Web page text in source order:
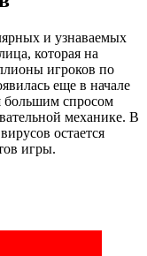
и узнаваемых
которая на
игроков по
еще в начале
большим спросом
механике. В
остается
игры.